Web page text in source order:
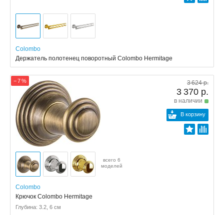
Colombo
Держатель полотенец поворотный Colombo Hermitage
− 7 % 3 624 р.
3 370 р.
в наличии
В корзину
всего 6
моделей
Colombo
Крючок Colombo Hermitage
Глубина: 3.2, 6 см